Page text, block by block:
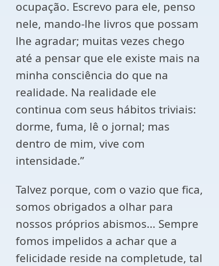
ocupação. Escrevo para ele, penso
nele, mando-lhe livros que possam
lhe agradar; muitas vezes chego
até a pensar que ele existe mais na
minha consciência do que na
realidade. Na realidade ele
continua com seus hábitos triviais:
dorme, fuma, lê o jornal; mas
dentro de mim, vive com
intensidade.”
Talvez porque, com o vazio que fica,
somos obrigados a olhar para
nossos próprios abismos... Sempre
fomos impelidos a achar que a
felicidade reside na completude, tal